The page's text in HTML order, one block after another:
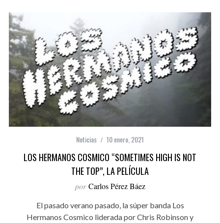
Noticias 10 enero, 2021
LOS HERMANOS COSMICO “SOMETIMES HIGH IS NOT
THE TOP”, LA PELÍCULA
por Carlos Pérez Báez
El pasado verano pasado, la súper banda Los
Hermanos Cosmico liderada por Chris Robinson y